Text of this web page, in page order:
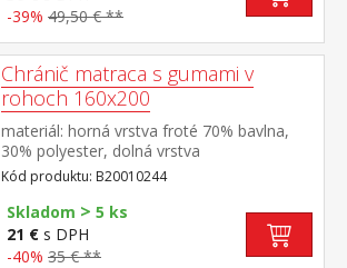
-39% 49,50 € **
Chránič matraca s gumami v
rohoch 160x200
materiál: horná vrstva froté 70% bavlna,
30% polyester, dolná vrstva
polyuretán farebné prevedenie biela v
rohoch všité gumy, prateľné do 60 °C
Kód produktu: B20010244
Skladom > 5 ks
21 € s DPH
-40% 35 € **